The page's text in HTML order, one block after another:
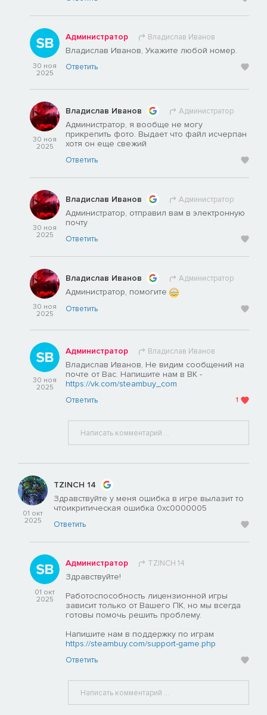
30 ноя
2025
Администратор Владислав Иванов
Владислав Иванов, Укажите любой номер.
Ответить
30 ноя
2025
Владислав Иванов Администратор
Администратор, я вообще не могу
прикрепить фото. Выдает что файл исчерпан
хотя он еще свежий
Ответить
30 ноя
2025
Владислав Иванов Администратор
Администратор, отправил вам в электронную
почту
Ответить
30 ноя
2025
Владислав Иванов Администратор
Администратор, помогите
Ответить
30 ноя
2025
Администратор Владислав Иванов
Владислав Иванов, Не видим сообщений на
почте от Вас. Напишите нам в ВК -
https://vk.com/steambuy_com
Ответить 1
01 окт
2025
TZINCH 14
Здравствуйте у меня ошибка в игре вылазит то
чтоикритическая ошибка 0xc0000005
Ответить
01 окт
2025
Администратор TZINCH 14
Здравствуйте!
Работоспособность лицензионной игры
зависит только от Вашего ПК, но мы всегда
готовы помочь решить проблему.
Напишите нам в поддержку по играм
https://steambuy.com/support-game.php
Ответить